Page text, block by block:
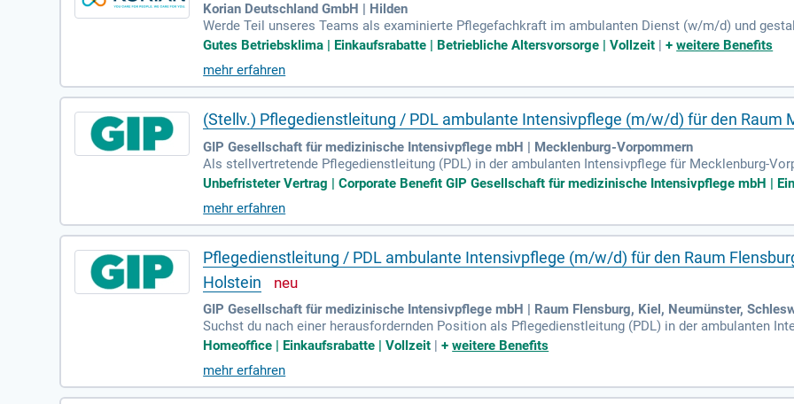
Korian Deutschland GmbH | Hilden
Werde Teil unseres Teams als examinierte Pflegefachkraft im ambulanten Dienst (w/m/d) und
t. Bei Korian findest Du nicht nur einen Job, sondern eine sinnstiftende Berufung im Pflegebereich.
s stets im Mittelpunkt. Gemeinsam helfen wir, die Lebensqualität von Pflegebedürftigen zu
en. Werde jetzt Teil von Korian und trage aktiv dazu bei, Menschen in ihrer verletzlichen Phase zu
Gutes Betriebsklima | Einkaufsrabatte | Betriebliche Altersvorsorge | Vollzeit |+weitere Benefits
mehr erfahren
(Stellv.) Pflegedienstleitung / PDL ambulante Intensivpflege (m/w/d) für den Raum
GIP Gesellschaft für medizinische Intensivpflege mbH | Mecklenburg-Vorpommern
Als stellvertretende Pflegedienstleitung (PDL) in der ambulanten Intensivpflege für Mecklenburg-
he Personaleinsatzplanung und leitest Dein Pflegeteam professionell. Deine empathische Art
er Mitarbeiter*innen zu erkennen und darauf einzugehen. Du gewährleistest die Qualität im Pflege-
professionelle Beratung von Patienten und Angehörigen. Zudem steuerst Du das Aufnahme- und
ten in Deiner Region. Die Koordination mit Ärzten und Therapeuten ist ebenfalls Teil Deiner
Unbefristeter Vertrag | Corporate Benefit GIP Gesellschaft für medizinische Intensivpflege mbH |
mehr erfahren
Pflegedienstleitung / PDL ambulante Intensivpflege (m/w/d) für den Raum
Holstein
GIP Gesellschaft für medizinische Intensivpflege mbH | Raum Flensburg, Kiel, Neumünster,
Suchst du nach einer herausfordernden Position als Pflegedienstleitung (PDL) in der ambulanten
burg, Kiel und Neumünster bieten wir dir die Chance, dein Pflegeteam engagiert zu leiten und deren
thische Beratung unterstützt du Patienten und deren Angehörige bei der notwendigen Versorgung.
arbeit mit Ärzten und Therapeuten und baust somit ein starkes Netzwerk in der Region auf. Werde
Homeoffice | Einkaufsrabatte | Vollzeit |+weitere Benefits
mehr erfahren